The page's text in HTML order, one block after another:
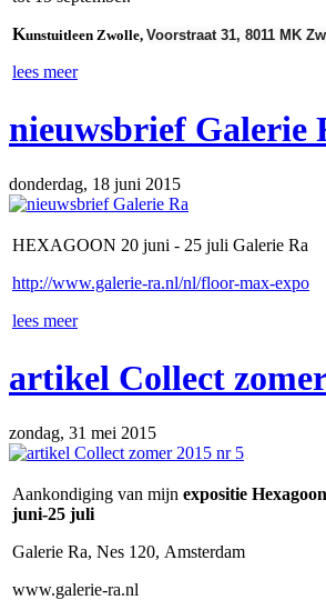
Kunstuitleen Zwolle, Voorstraat 31, 8011 MK
lees meer
nieuwsbrief Galerie
donderdag, 18 juni 2015
HEXAGOON 20 juni - 25 juli Galerie Ra
http://www.galerie-ra.nl/nl/floor-max-expo
lees meer
artikel Collect
zondag, 31 mei 2015
Aankondiging van mijn expositie
juni-25 juli
Galerie Ra, Nes 120, Amsterdam
www.galerie-ra.nl